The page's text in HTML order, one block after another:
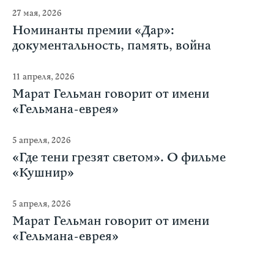
27 мая, 2026
Номинанты премии «Дар»:
документальность, память, война
11 апреля, 2026
Марат Гельман говорит от имени
«Гельмана-еврея»
5 апреля, 2026
«Где тени грезят светом». О фильме
«Кушнир»
5 апреля, 2026
Марат Гельман говорит от имени
«Гельмана-еврея»